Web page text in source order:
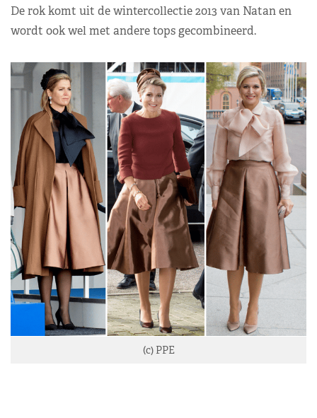
De rok komt uit de wintercollectie 2013 van Natan en
wordt ook wel met andere tops gecombineerd.
(c) PPE